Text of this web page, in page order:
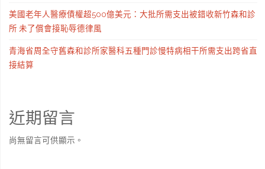
美國老年人醫療債權超500億美元：大批所需支出被錯收新竹森和診
所 未了償會接恥辱德律風
青海省周全守舊森和診所家醫科五種門診慢特病相干所需支出跨省直
接結算
近期留言
尚無留言可供顯示。